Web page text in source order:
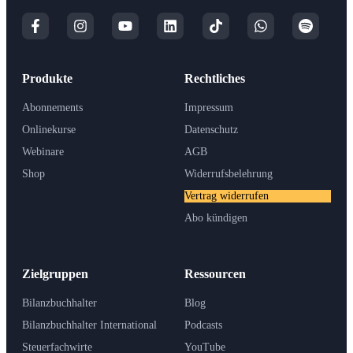
Produkte
Abonnements
Onlinekurse
Webinare
Shop
Zielgruppen
Bilanzbuchhalter
Bilanzbuchhalter International
Steuerfachwirte
Ressourcen
Blog
Podcasts
YouTube
Rechtliches
Impressum
Datenschutz
AGB
Widerrufsbelehrung
Vertrag widerrufen
Abo kündigen